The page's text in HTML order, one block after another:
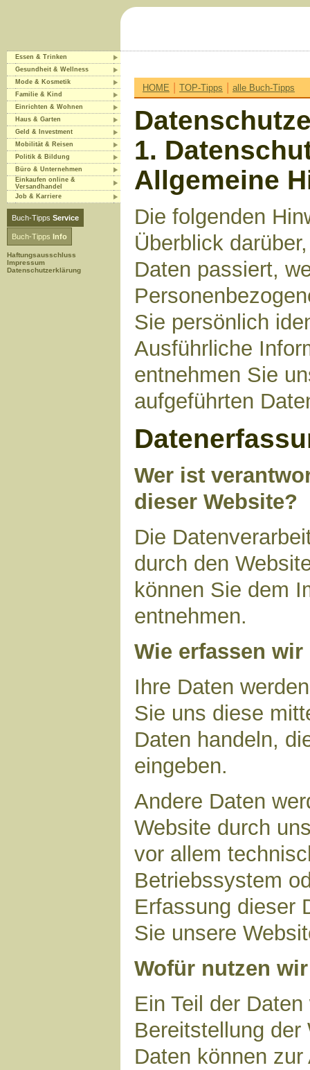
Essen & Trinken
Gesundheit & Wellness
Mode & Kosmetik
Familie & Kind
Einrichten & Wohnen
Haus & Garten
Geld & Investment
Mobilität & Reisen
Politik & Bildung
Büro & Unternehmen
Einkaufen online &
Versandhandel
Job & Karriere
Buch-Tipps Service
Buch-Tipps Info
Haftungsausschluss
Impressum
Datenschutzerklärung
HOME | TOP-Tipps | alle Buch-Tipps
1.
Allgemeine
Die folgenden
Überblick
Daten passiert,
Sie persönlich
Ausführliche
entnehmen Sie
aufgeführten
Wer ist
dieser Website?
Die
durch den
können Sie dem
entnehmen.
Wie erfassen wir
Ihre Daten
Sie uns diese
Daten handeln,
eingeben.
Andere Daten
Website durch
vor allem
Betriebssystem
Erfassung dieser
Sie unsere
Wofür nutzen
Ein Teil der
Bereitstellung der
Daten können